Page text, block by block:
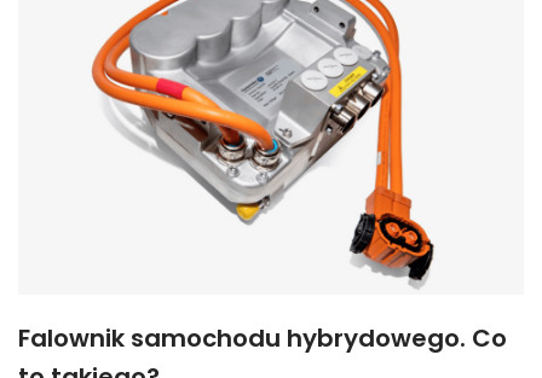
Falownik samochodu hybrydowego. Co